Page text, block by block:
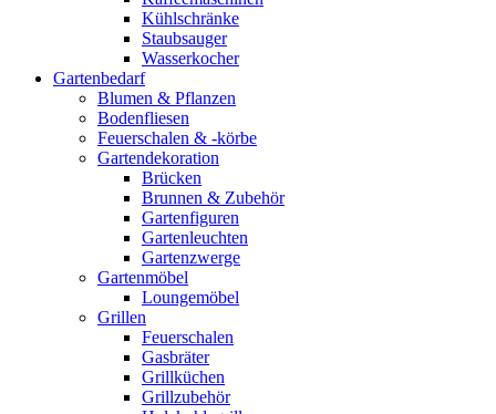
Kühlschränke
Staubsauger
Wasserkocher
Gartenbedarf
Blumen & Pflanzen
Bodenfliesen
Feuerschalen & -körbe
Gartendekoration
Brücken
Brunnen & Zubehör
Gartenfiguren
Gartenleuchten
Gartenzwerge
Gartenmöbel
Loungemöbel
Grillen
Feuerschalen
Gasbräter
Grillküchen
Grillzubehör